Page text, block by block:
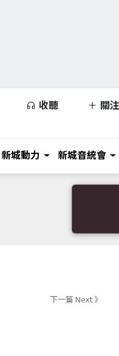
收聽 關
新城動力 新城音統會
下一篇 Next 》